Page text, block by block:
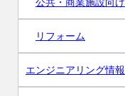
リフォーム
エンジニアリング情報